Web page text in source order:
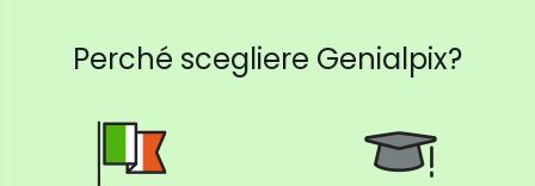
Perché scegliere Genialpix?